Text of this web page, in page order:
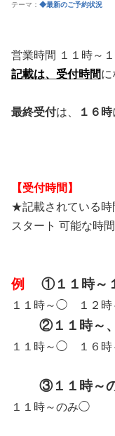
テーマ： ◆最新のご予約状況
営業時間 １１時～
記載は、受付時間に
最終受付は、 １６時
【受付時間】
★記載されている時
スタート 可能な時間
例 ①１１時～
１１時～◯ １２
②１１時～、
１１時～◯ １６
③１１時～
１１時～のみ◯